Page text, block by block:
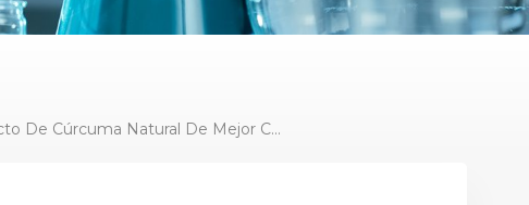
Extracto De Cúrcuma Natural De Mejor Calidad CAS 458-37-7